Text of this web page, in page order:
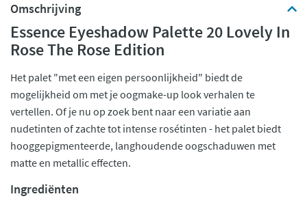
Omschrijving
Essence Eyeshadow Palette 20 Lovely In
Rose The Rose Edition
Het palet "met een eigen persoonlijkheid" biedt de
mogelijkheid om met je oogmake-up look verhalen te
vertellen. Of je nu op zoek bent naar een variatie aan
nudetinten of zachte tot intense rosétinten - het palet biedt
hooggepigmenteerde, langhoudende oogschaduwen met
matte en metallic effecten.
Ingrediënten